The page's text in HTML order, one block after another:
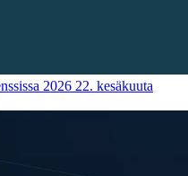
2026 22. kesäkuuta